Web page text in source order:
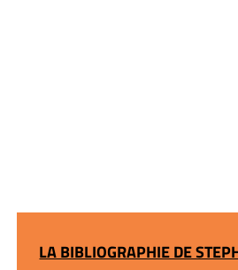
LA BIBLIOGRAPHIE DE